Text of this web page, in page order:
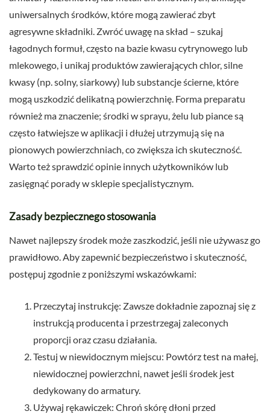
uniwersalnych środków, które mogą zawierać zbyt
agresywne składniki. Zwróć uwagę na skład – szukaj
łagodnych formuł, często na bazie kwasu cytrynowego lub
mlekowego, i unikaj produktów zawierających chlor, silne
kwasy (np. solny, siarkowy) lub substancje ścierne, które
mogą uszkodzić delikatną powierzchnię. Forma preparatu
również ma znaczenie; środki w sprayu, żelu lub piance są
często łatwiejsze w aplikacji i dłużej utrzymują się na
pionowych powierzchniach, co zwiększa ich skuteczność.
Warto też sprawdzić opinie innych użytkowników lub
zasięgnąć porady w sklepie specjalistycznym.
Zasady bezpiecznego stosowania
Nawet najlepszy środek może zaszkodzić, jeśli nie używasz go
prawidłowo. Aby zapewnić bezpieczeństwo i skuteczność,
postępuj zgodnie z poniższymi wskazówkami:
Przeczytaj instrukcję: Zawsze dokładnie zapoznaj się z
instrukcją producenta i przestrzegaj zaleconych
proporcji oraz czasu działania.
Testuj w niewidocznym miejscu: Powtórz test na małej,
niewidocznej powierzchni, nawet jeśli środek jest
dedykowany do armatury.
Używaj rękawiczek: Chroń skórę dłoni przed